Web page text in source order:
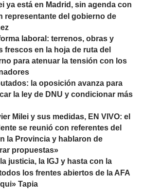
ya está en Madrid, sin agenda con
representante del gobierno de
laboral: terrenos, obras y
frescos en la hoja de ruta del
para atenuar la tensión con los
la oposición avanza para
la ley de DNU y condicionar más
Milei y sus medidas, EN VIVO: el
se reunió con referentes del
la Provincia y hablaron de
propuestas»
justicia, la IGJ y hasta con la
los frentes abiertos de la AFA
Tapia